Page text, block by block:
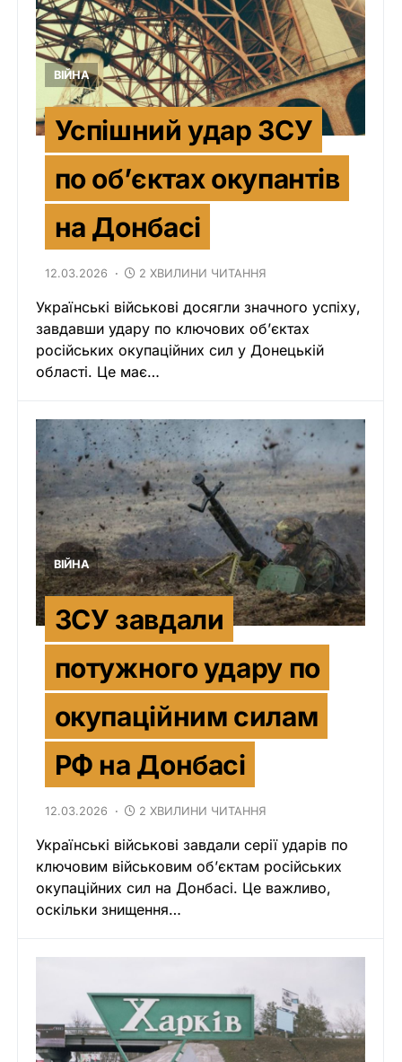
ВІЙНА
Успішний удар ЗСУ
по об’єктах окупантів
на Донбасі
12.03.2026 2 ХВИЛИНИ ЧИТАННЯ
Українські військові досягли значного успіху,
завдавши удару по ключових об’єктах
російських окупаційних сил у Донецькій
області. Це має…
ВІЙНА
ЗСУ завдали
потужного удару по
окупаційним силам
РФ на Донбасі
12.03.2026 2 ХВИЛИНИ ЧИТАННЯ
Українські військові завдали серії ударів по
ключовим військовим об’єктам російських
окупаційних сил на Донбасі. Це важливо,
оскільки знищення…